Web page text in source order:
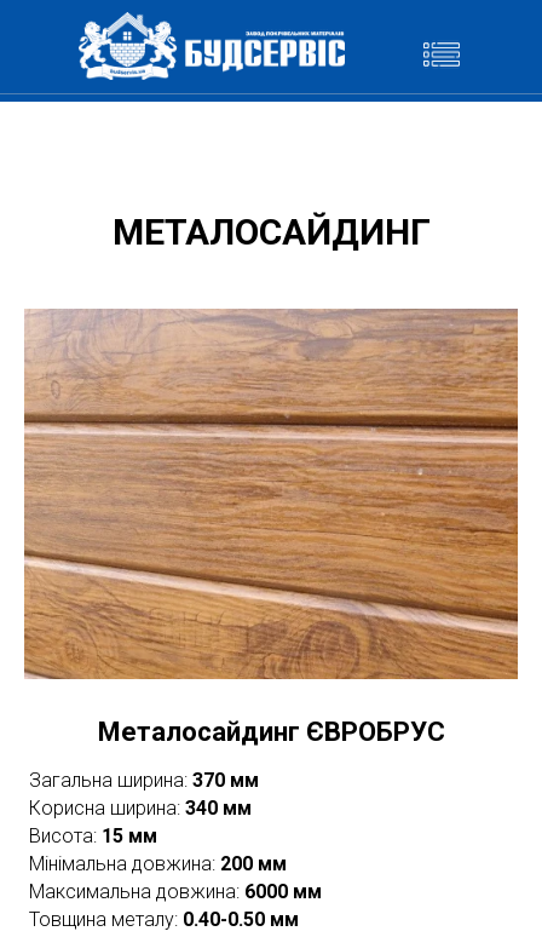
МЕТАЛОСАЙДИНГ
Металосайдинг ЄВРОБРУС
Загальна ширина: 370 мм
Корисна ширина: 340 мм
Висота: 15 мм
Мінімальна довжина: 200 мм
Максимальна довжина: 6000 мм
Товщина металу: 0.40-0.50 мм